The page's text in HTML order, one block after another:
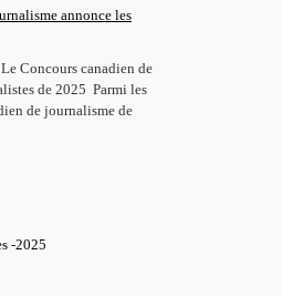
annonce les
Concours canadien de
de 2025 Parmi les
de journalisme de
-2025